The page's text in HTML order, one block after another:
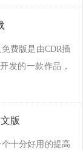
单，只需将文件
...
费版是由CDR插
发的一款作品，
适合专门做条幅
相比，使用这款
场景，可为企业
版
十分好用的提高